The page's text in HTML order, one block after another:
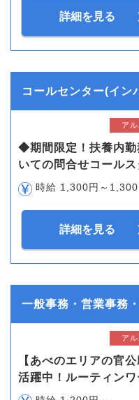
詳細を見る
コールセンター(イン
アル
◆期間限定！扶養内勤
いての問合せコールス
時給 1,300円～1,300
詳細を見る
一般事務・営業事務
アル
【あべのエリアの官
活躍中！ルーティン